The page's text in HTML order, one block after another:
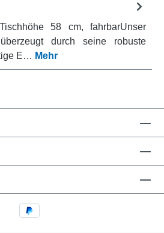
58 cm, fahrbarUnser
durch seine robuste
E… Mehr